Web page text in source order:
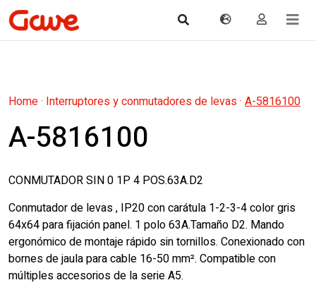
Home· Interruptores y conmutadores de levas· A-5816100
A-5816100
CONMUTADOR SIN 0 1P 4 POS.63A.D2
Conmutador de levas , IP20 con carátula 1-2-3-4 color gris
64x64 para fijación panel. 1 polo 63A.Tamaño D2. Mando
ergonómico de montaje rápido sin tornillos. Conexionado con
bornes de jaula para cable 16-50 mm². Compatible con
múltiples accesorios de la serie A5.